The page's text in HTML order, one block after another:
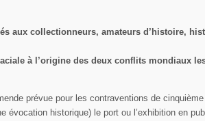
aux collectionneurs, amateurs d’histoire,
à l’origine des deux conflits mondiaux
prévue pour les contraventions de
historique) le port ou l’exhibition en